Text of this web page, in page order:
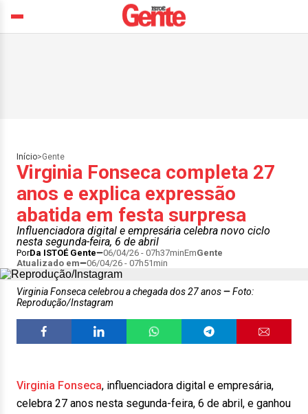
Início>Gente
Virginia Fonseca completa 27
anos e explica expressão
abatida em festa surpresa
Influenciadora digital e empresária celebra novo ciclo
nesta segunda-feira, 6 de abril
PorDa ISTOÉ Gente 06/04/26 - 07h37minEmGente
Atualizado em
06/04/26 - 07h51min
Virginia Fonseca celebrou a chegada dos 27 anos
Foto:
Reprodução/Instagram
Virginia Fonseca, influenciadora digital e empresária,
celebra 27 anos nesta segunda-feira, 6 de abril, e ganhou